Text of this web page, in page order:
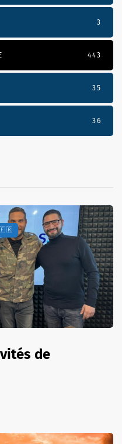
3
443
35
36
🇫🇷
de